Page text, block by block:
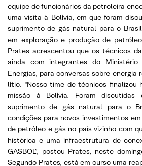
equipe de funcionários da petroleira
uma visita à Bolívia, em que foram
suprimento de gás natural para o
em exploração e produção de
Prates acrescentou que os técnicos
ainda com integrantes do Ministério
Energias, para conversas sobre energia
lítio. “Nosso time de técnicos finalizou
missão à Bolívia. Foram discutidas
suprimento de gás natural para o
condições para novos investimentos
de petróleo e gás no país vizinho com
histórica e uma infraestrutura de
GASBOL”, postou Prates, neste
Segundo Prates, está em curso uma